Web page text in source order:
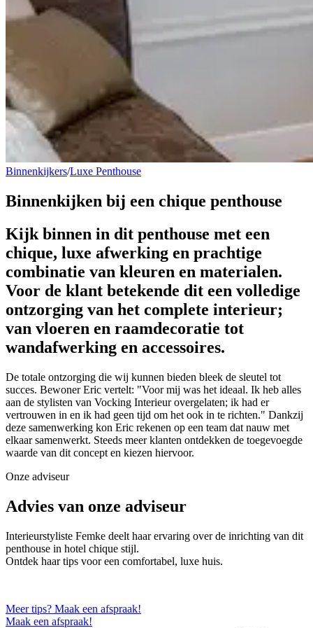
Binnenkijkers/Luxe Penthouse
Binnenkijken bij een chique penthouse
Kijk binnen in dit penthouse met een
chique, luxe afwerking en prachtige
combinatie van kleuren en materialen.
Voor de klant betekende dit een volledige
ontzorging van het complete interieur;
van vloeren en raamdecoratie tot
wandafwerking en accessoires.
De totale ontzorging die wij kunnen bieden bleek de sleutel tot
succes. Bewoner Eric vertelt: "Voor mij was het ideaal. Ik heb alles
aan de stylisten van Vocking Interieur overgelaten; ik had er
vertrouwen in en ik had geen tijd om het ook in te richten." Dankzij
deze samenwerking kon Eric rekenen op een team dat nauw met
elkaar samenwerkt. Steeds meer klanten ontdekken de toegevoegde
waarde van dit concept en kiezen hiervoor.
Onze adviseur
Advies van onze adviseur
Interieurstyliste Femke deelt haar ervaring over de inrichting van dit
penthouse in hotel chique stijl.
Ontdek haar tips voor een comfortabel, luxe huis.
Meer tips? Maak een afspraak!
Maak een afspraak!